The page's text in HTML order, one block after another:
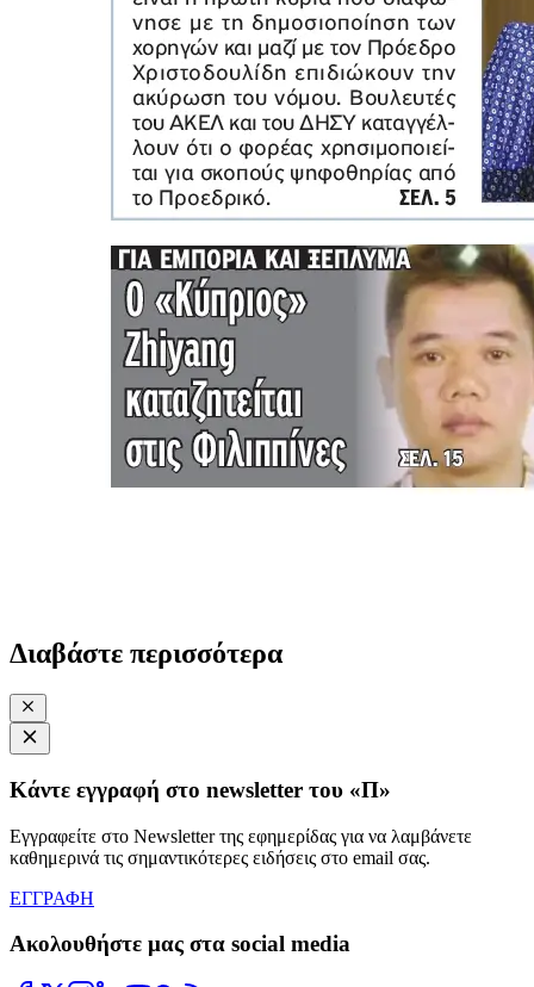
Διαβάστε περισσότερα
Κάντε εγγραφή στο newsletter του «Π»
Εγγραφείτε στο Newsletter της εφημερίδας για να λαμβάνετε
καθημερινά τις σημαντικότερες ειδήσεις στο email σας.
ΕΓΓΡΑΦΗ
Ακολουθήστε μας στα social media